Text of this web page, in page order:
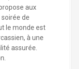
aux
de
le monde est
à une
assurée.